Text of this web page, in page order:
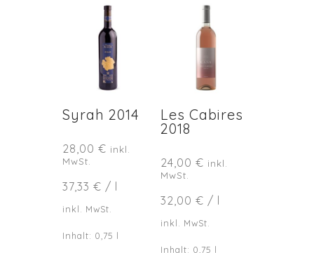
Syrah 2014
28,00 € inkl.
MwSt.
37,33 € / l
inkl. MwSt.
Inhalt: 0,75 l
Les Cabires
2018
24,00€ inkl.
MwSt.
32,00€ / l
inkl. MwSt.
Inhalt: 0,75 l